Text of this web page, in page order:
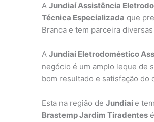
A Jundiaí Assistência
Técnica Especializada que
Branca e tem parceira
A Jundiaí Eletrodoméstico
negócio é um amplo leque de
bom resultado e satisfação do
Esta na região de Jundiaí e
Brastemp Jardim Tiradentes